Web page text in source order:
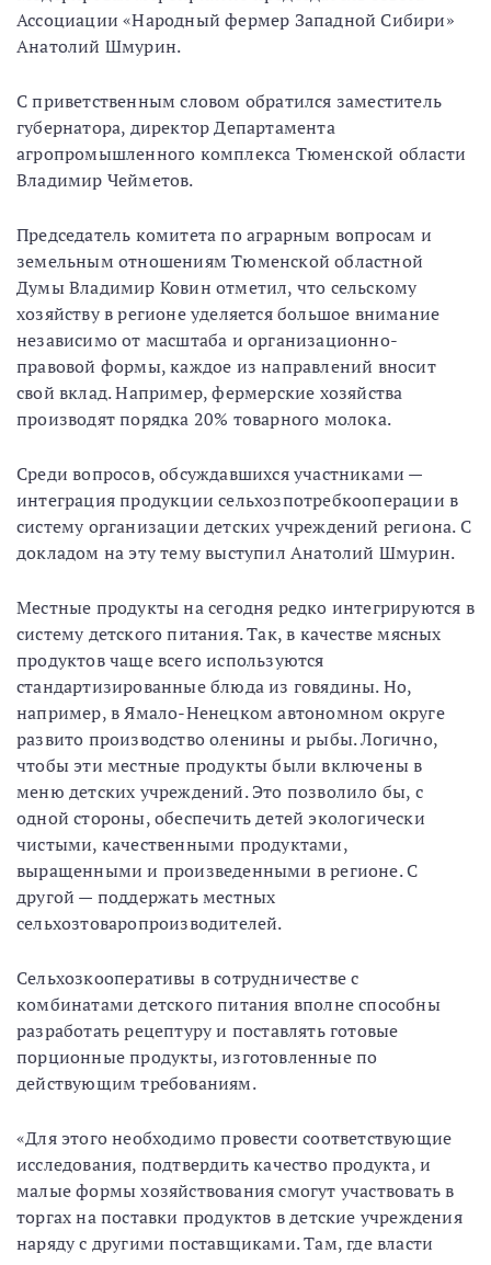
Ассоциации «Народный фермер Западной Сибири»
Анатолий Шмурин.
С приветственным словом обратился заместитель
губернатора, директор Департамента
агропромышленного комплекса Тюменской области
Владимир Чейметов.
Председатель комитета по аграрным вопросам и
земельным отношениям Тюменской областной
Думы Владимир Ковин отметил, что сельскому
хозяйству в регионе уделяется большое внимание
независимо от масштаба и организационно-
правовой формы, каждое из направлений вносит
свой вклад. Например, фермерские хозяйства
производят порядка 20% товарного молока.
Среди вопросов, обсуждавшихся участниками —
интеграция продукции сельхозпотребкооперации в
систему организации детских учреждений региона. С
докладом на эту тему выступил Анатолий Шмурин.
Местные продукты на сегодня редко интегрируются в
систему детского питания. Так, в качестве мясных
продуктов чаще всего используются
стандартизированные блюда из говядины. Но,
например, в Ямало-Ненецком автономном округе
развито производство оленины и рыбы. Логично,
чтобы эти местные продукты были включены в
меню детских учреждений. Это позволило бы, с
одной стороны, обеспечить детей экологически
чистыми, качественными продуктами,
выращенными и произведенными в регионе. С
другой — поддержать местных
сельхозтоваропроизводителей.
Сельхозкооперативы в сотрудничестве с
комбинатами детского питания вполне способны
разработать рецептуру и поставлять готовые
порционные продукты, изготовленные по
действующим требованиям.
«Для этого необходимо провести соответствующие
исследования, подтвердить качество продукта, и
малые формы хозяйствования смогут участвовать в
торгах на поставки продуктов в детские учреждения
наряду с другими поставщиками. Там, где власти